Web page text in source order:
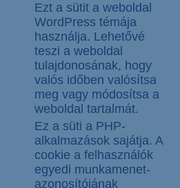
Ezt a sütit a weboldal
WordPress témája
használja. Lehetővé
teszi a weboldal
tulajdonosának, hogy
valós időben valósítsa
meg vagy módosítsa a
weboldal tartalmát.
Ez a süti a PHP-
alkalmazások sajátja. A
cookie a felhasználók
egyedi munkamenet-
azonosítójának